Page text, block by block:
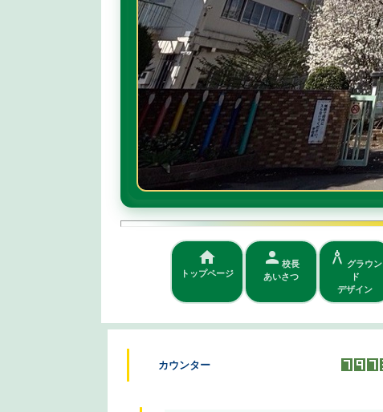
home
トップページ
person 校長
あいさつ
architecture グラウン
ド
デザイン
カウンター